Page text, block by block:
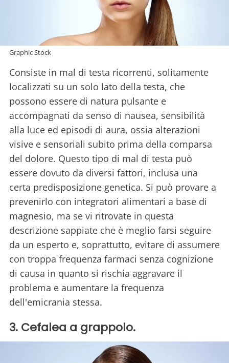
Graphic Stock
Consiste in mal di testa ricorrenti, solitamente
localizzati su un solo lato della testa, che
possono essere di natura pulsante e
accompagnati da senso di nausea, sensibilità
alla luce ed episodi di aura, ossia alterazioni
visive e sensoriali subito prima della comparsa
del dolore. Questo tipo di mal di testa può
essere dovuto da diversi fattori, inclusa una
certa predisposizione genetica. Si può provare a
prevenirlo con integratori alimentari a base di
magnesio, ma se vi ritrovate in questa
descrizione sappiate che è meglio farsi seguire
da un esperto e, soprattutto, evitare di assumere
con troppa frequenza farmaci senza cognizione
di causa in quanto si rischia aggravare il
problema e aumentare la frequenza
dell'emicrania stessa.
3. Cefalea a grappolo.